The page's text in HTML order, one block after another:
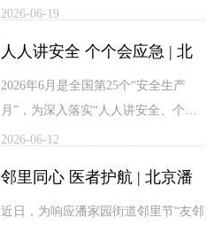
区、潘家园东里社区等多个社区授予
份荣誉，是各社区对医院深耕基层、
践行党建使命、主动担当社会责任的
高度认可，也为医院持续深耕社区公
益、推进党建共建工作注入了强劲动
合医院积极开展系列暖心便民活动，
问、社区巡回义诊等多项服务，传递
医疗温情与社会关怀。
6月17日，北京潘家园中西医结合医院
联合华威西里社区党委、北京丽湾养
2026-06-19
人人讲安全 个个会应急 | 北
京潘家园中西医结合医院开
2026年6月是全国第25个“安全生产
月”，为深入落实“人人讲安全、个个
会应急”的安全生产月主题，切实筑牢
防汛安全常态化管理，全面提升全院
职工安全防范意识和突发事件应急处
2026-06-12
邻里同心 医者护航 | 北京潘
家园中西医结合医院“邻里
近日，为响应潘家园街道邻里节“友邻